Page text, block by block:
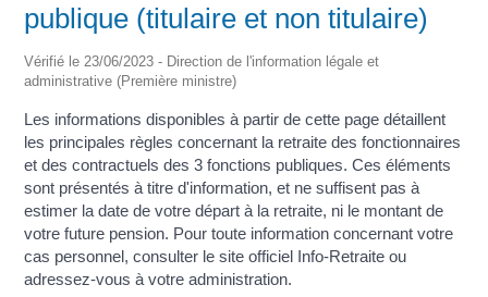
publique (titulaire et non titulaire)
Vérifié le 23/06/2023 - Direction de l'information légale et
administrative (Première ministre)
Les informations disponibles à partir de cette page détaillent
les principales règles concernant la retraite des fonctionnaires
et des contractuels des 3 fonctions publiques. Ces éléments
sont présentés à titre d'information, et ne suffisent pas à
estimer la date de votre départ à la retraite, ni le montant de
votre future pension. Pour toute information concernant votre
cas personnel, consulter le site officiel Info-Retraite ou
adressez-vous à votre administration.